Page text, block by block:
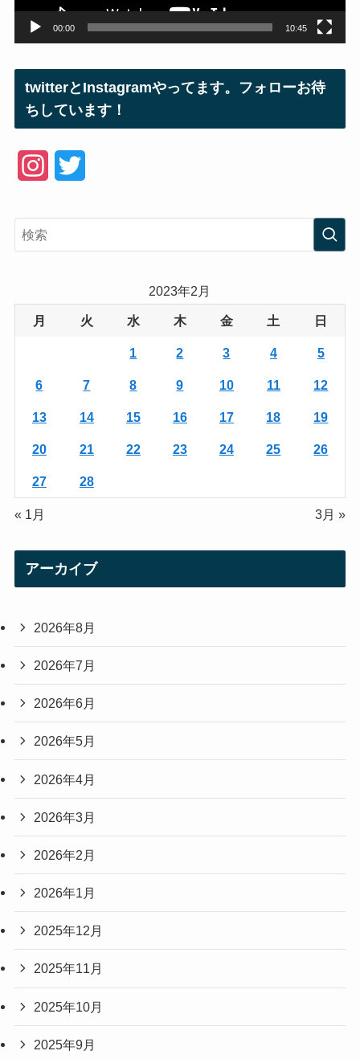
00:00 10:45
twitterとInstagramやってます。フォローお待
ちしています！
e
2023年2月
月 火 水 木 金 土 日
1 2 3 4 5
6 7 8 9 10 11 12
13 14 15 16 17 18 19
20 21 22 23 24 25 26
27 28
« 1月 3月 »
アーカイブ
2026年8月
2026年7月
2026年6月
2026年5月
2026年4月
2026年3月
2026年2月
2026年1月
2025年12月
2025年11月
2025年10月
2025年9月